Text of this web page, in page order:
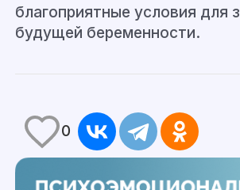
благоприятные условия для
будущей беременности.
0